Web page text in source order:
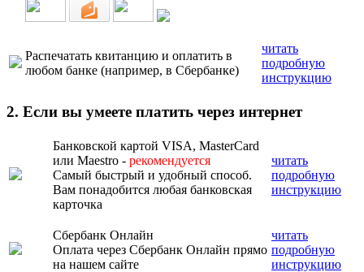
Распечатать квитанцию и оплатить в
любом банке (например, в Сбербанке)
читать
подробную
инструкцию
2. Если вы умеете платить через интернет
Банковской картой VISA, MasterCard
или Maestro - рекомендуется
Самый быстрый и удобный способ.
Вам понадобится любая банковская
карточка
читать
подробную
инструкцию
Сбербанк Онлайн
Оплата через Сбербанк Онлайн прямо
на нашем сайте
читать
подробную
инструкцию